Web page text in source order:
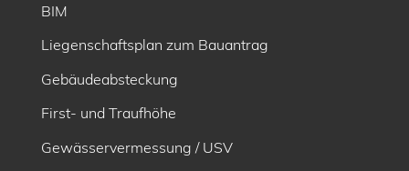
BIM
Liegenschaftsplan zum Bauantrag
Gebäudeabsteckung
First- und Traufhöhe
Gewässervermessung / USV